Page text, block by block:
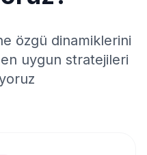
özgü dinamiklerini
uygun stratejileri